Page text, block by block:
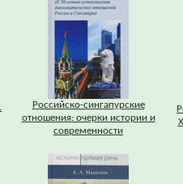
Российско-сингапурские
отношения: очерки истории и
современности